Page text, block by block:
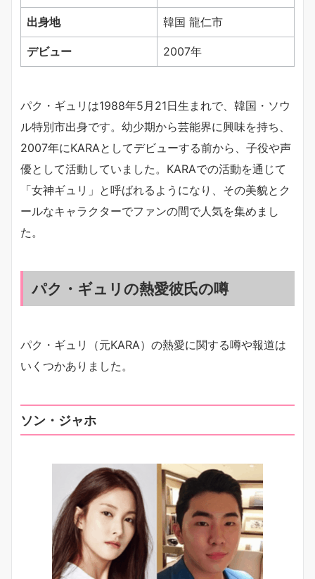
出身地 韓国 龍仁市
デビュー 2007年
パク・ギュリは1988年5月21日生まれで、韓国・ソウ
ル特別市出身です。幼少期から芸能界に興味を持ち、
2007年にKARAとしてデビューする前から、子役や声
優として活動していました。KARAでの活動を通じて
「女神ギュリ」と呼ばれるようになり、その美貌とク
ールなキャラクターでファンの間で人気を集めまし
た。
パク・ギュリの熱愛彼氏の噂
​パク・ギュリ（元KARA）の熱愛に関する噂や報道は
いくつかありました。
ソン・ジャホ